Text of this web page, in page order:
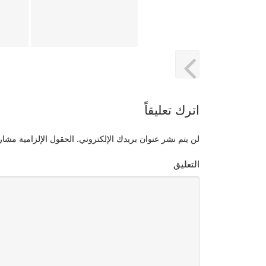
اترك تعليقاً
لن يتم نشر عنوان بريدك الإلكتروني. الحقول الإلزامية مشار
التعليق